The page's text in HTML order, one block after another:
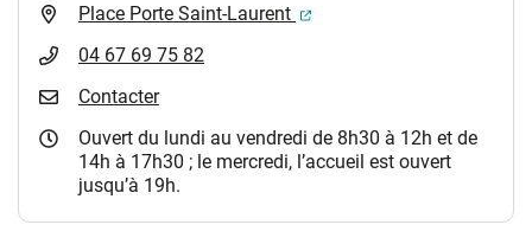
Place Porte Saint-Laurent
(ouverture dans un
04 67 69 75 82
Contacter
Ouvert du lundi au vendredi de 8h30 à 12h et de
14h à 17h30 ; le mercredi, l’accueil est ouvert
jusqu’à 19h.